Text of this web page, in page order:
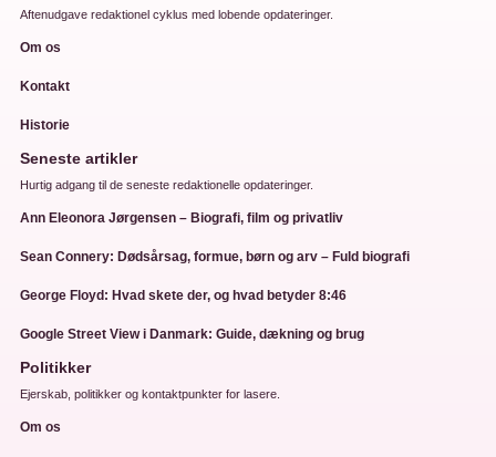
Aftenudgave redaktionel cyklus med lobende opdateringer.
Om os
Kontakt
Historie
Seneste artikler
Hurtig adgang til de seneste redaktionelle opdateringer.
Ann Eleonora Jørgensen – Biografi, film og privatliv
Sean Connery: Dødsårsag, formue, børn og arv – Fuld biografi
George Floyd: Hvad skete der, og hvad betyder 8:46
Google Street View i Danmark: Guide, dækning og brug
Politikker
Ejerskab, politikker og kontaktpunkter for lasere.
Om os